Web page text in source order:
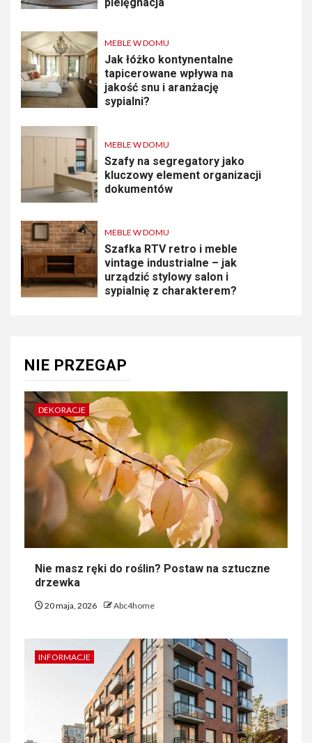
MEBLE W DOMU
Jak łóżko kontynentalne
tapicerowane wpływa na
jakość snu i aranżację
sypialni?
MEBLE W DOMU
Szafy na segregatory jako
kluczowy element organizacji
dokumentów
MEBLE W DOMU
Szafka RTV retro i meble
vintage industrialne – jak
urządzić stylowy salon i
sypialnię z charakterem?
NIE PRZEGAP
DEKORACJE
Nie masz ręki do roślin? Postaw na sztuczne
drzewka
20 maja, 2026 Abc4home
INFORMACJE